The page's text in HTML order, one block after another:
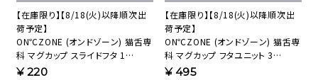
【在庫限り】【8/18(火)以降順次出
荷予定】
ON℃ZONE (オンドゾーン) 猫舌専
科 マグカップ スライドフタ 1
CTMG-SF1 【HP】
¥220
【在庫限り】【8/18(火)以降順次出
荷予定】
ON℃ZONE (オンドゾーン) 猫舌専
科 マグカップ フタユニット 3
CTMG-F3 【HP】
¥495